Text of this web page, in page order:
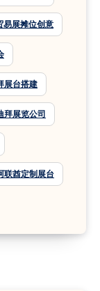
易展摊位创意
展台搭建
拜展览公司
联酋定制展台